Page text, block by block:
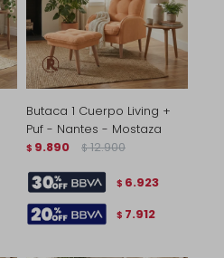
Butaca 1 Cuerpo Living +
Puf - Nantes - Mostaza
$ 9.890 $ 12.900
$ 6.923
$ 7.912